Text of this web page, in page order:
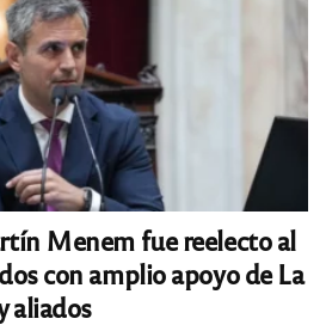
Menem fue reelecto al
con amplio apoyo de La
aliados